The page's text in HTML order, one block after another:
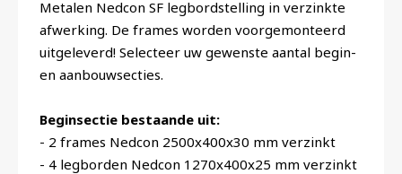
Metalen Nedcon SF legbordstelling in verzinkte
afwerking. De frames worden voorgemonteerd
uitgeleverd! Selecteer uw gewenste aantal begin-
en aanbouwsecties.
Beginsectie bestaande uit:
- 2 frames Nedcon 2500x400x30 mm verzinkt
- 4 legborden Nedcon 1270x400x25 mm verzinkt